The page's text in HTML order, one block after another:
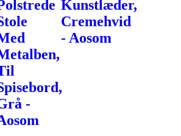
-
Kunstlæder,
Cremehvid
- Aosom